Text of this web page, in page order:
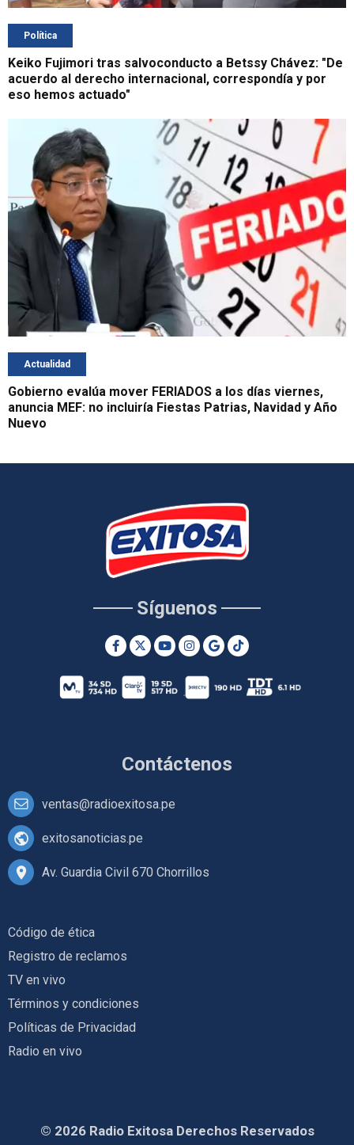
Política
Keiko Fujimori tras salvoconducto a Betssy Chávez: "De
acuerdo al derecho internacional, correspondía y por
eso hemos actuado"
Actualidad
Gobierno evalúa mover FERIADOS a los días viernes,
anuncia MEF: no incluiría Fiestas Patrias, Navidad y Año
Nuevo
Contáctenos
ventas@radioexitosa.pe
exitosanoticias.pe
Av. Guardia Civil 670 Chorrillos
Síguenos
Código de ética
Registro de reclamos
TV en vivo
Términos y condiciones
Políticas de Privacidad
Radio en vivo
© 2026 Radio Exitosa Derechos Reservados